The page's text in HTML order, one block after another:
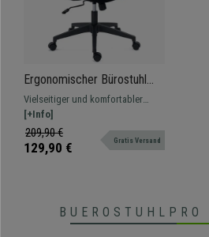
Ergonomischer Bürostuhl
GINGER, Wippmechanik,
robust und vielseitig, mit
Stoff und Netzstoff, Farbe
Schwarz
Vielseitiger und komfortabler
Bürostuhl, gepolstert mit
atmungsaktivem Netz und
widerstandsfähigem,
[+Info]
209,90 €
129,90 € Gratis Versand
BUEROSTUHLPRO